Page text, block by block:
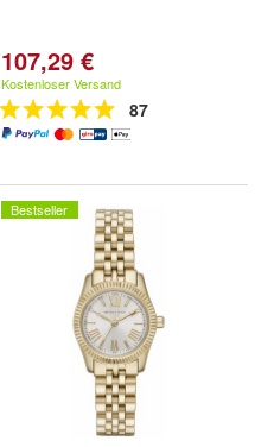
107,29 €
Kostenloser Versand
87
Bestseller